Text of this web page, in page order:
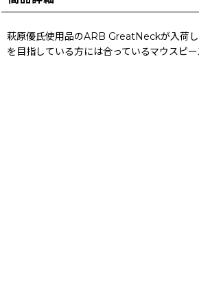
萩原優氏使用品のARB GreatNeckが入荷し
を目指している方には合っているマウスピー